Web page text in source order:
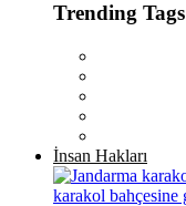
Trending Tags
İnsan Hakları